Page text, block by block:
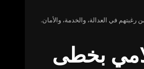
في العدالة، والخدمة، والأمان.
بخطى